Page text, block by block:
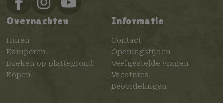
Overnachten
Huren
Kamperen
Boeken op plattegrond
Kopen
Informatie
Contact
Openingstijden
Veelgestelde vragen
Vacatures
Beoordelingen